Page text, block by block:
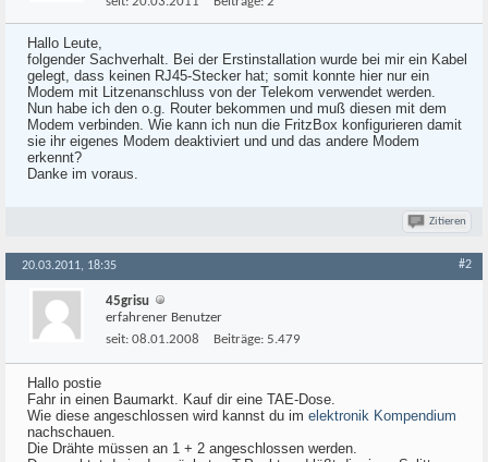
Hallo Leute,
folgender Sachverhalt. Bei der Erstinstallation wurde bei mir ein Kabel
gelegt, dass keinen RJ45-Stecker hat; somit konnte hier nur ein
Modem mit Litzenanschluss von der Telekom verwendet werden.
Nun habe ich den o.g. Router bekommen und muß diesen mit dem
Modem verbinden. Wie kann ich nun die FritzBox konfigurieren damit
sie ihr eigenes Modem deaktiviert und und das andere Modem
erkennt?
Danke im voraus.
Zitieren
20.03.2011, 18:35 #2
45grisu
erfahrener Benutzer
seit: 08.01.2008 Beiträge: 5.479
Hallo postie
Fahr in einen Baumarkt. Kauf dir eine TAE-Dose.
Wie diese angeschlossen wird kannst du im elektronik Kompendium
nachschauen.
Die Drähte müssen an 1 + 2 angeschlossen werden.